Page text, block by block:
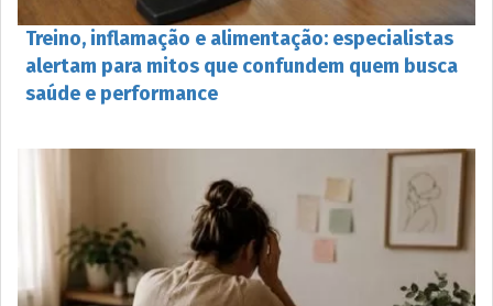
Treino, inflamação e alimentação: especialistas
alertam para mitos que confundem quem busca
saúde e performance